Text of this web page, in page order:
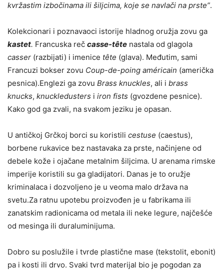
kvržastim izbočinama ili šiljcima, koje se navlači na prste”.
Kolekcionari i poznavaoci istorije hladnog oružja zovu ga
kastet. Francuska reč casse-tête nastala od glagola
casser (razbijati) i imenice tête (glava). Međutim, sami
Francuzi bokser zovu Coup-de-poing américain (američka
pesnica).Englezi ga zovu Brass knuckles, ali i brass
knucks, knuckledusters i iron fists (gvozdene pesnice).
Kako god ga zvali, na svakom jeziku je opasan.
U antičkoj Grčkoj borci su koristili cestuse (caestus),
borbene rukavice bez nastavaka za prste, načinjene od
debele kože i ojačane metalnim šiljcima. U arenama rimske
imperije koristili su ga gladijatori. Danas je to oružje
kriminalaca i dozvoljeno je u veoma malo država na
svetu.Za ratnu upotebu proizvođen je u fabrikama ili
zanatskim radionicama od metala ili neke legure, najčešće
od mesinga ili duraluminijuma.
Dobro su poslužile i tvrde plastične mase (tekstolit, ebonit)
pa i kosti ili drvo. Svaki tvrd materijal bio je pogodan za